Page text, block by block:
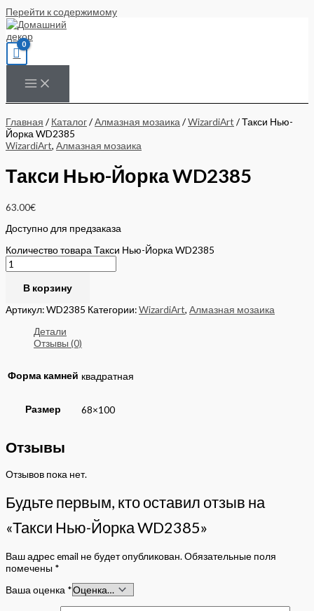
Перейти к содержимому
Главная / Каталог/Алмазная мозаика /WizardiArt / Такси Нью-
Йорка WD2385
WizardiArt, Алмазная мозаика
Такси Нью-Йорка WD2385
63.00€
Доступно для предзаказа
Количество товара Такси Нью-Йорка WD2385
В корзину
Артикул:WD2385 Категории:WizardiArt, Алмазная мозаика
Детали
Отзывы (0)
Форма камней квадратная
Размер 68×100
Отзывы
Отзывов пока нет.
Будьте первым, кто оставил отзыв на
«Такси Нью-Йорка WD2385»
Ваш адрес email не будет опубликован.Обязательные поля
помечены *
Ваша оценка *